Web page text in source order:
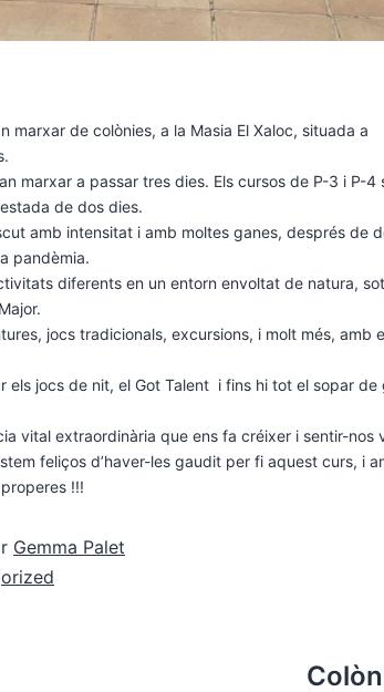
marxar de colònies, a la Masia El Xaloc, situada a
marxar a passar tres dies. Els cursos de P-3 i P-4
de dos dies.
amb intensitat i amb moltes ganes, després de
pandèmia.
diferents en un entorn envoltat de natura,
jocs tradicionals, excursions, i molt més, amb
els jocs de nit, el Got Talent i fins hi tot el sopar de
vital extraordinària que ens fa créixer i sentir-nos
feliços d’haver-les gaudit per fi aquest curs, i
!!!
Gemma Palet